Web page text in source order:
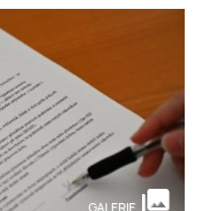
GALERIE collections